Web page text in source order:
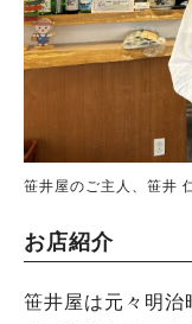
笹井屋のご主人、笹井
お店紹介
笹井屋は元々明治